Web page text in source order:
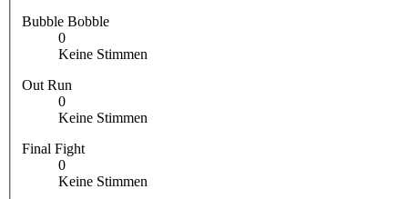
Bubble Bobble
0
Keine Stimmen
Out Run
0
Keine Stimmen
Final Fight
0
Keine Stimmen